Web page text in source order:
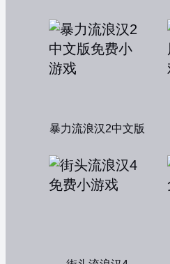
暴力流浪汉2中文版